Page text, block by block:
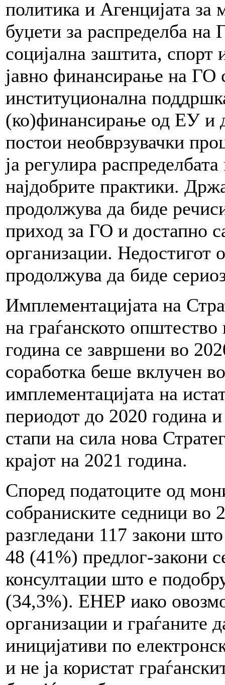
политика и Агенцијата за
буџети за распределба на
социјална заштита,
јавно финансирање на ГО
институционална
(ко)финансирање од ЕУ и
постои необврзувачки
ја регулира
најдобрите практики.
продолжува да биде
приход за ГО и достапно
организации. Недостигот
продолжува да биде
Имплементацијата на
на граѓанското
година се завршени во
соработка беше вклучен
имплементацијата на
периодот до 2020 година
стапи на сила нова
крајот на 2021 година.
Според податоците од
собраниските седници во
разгледани 117 закони
48 (41%) предлог-закони
консултации што е
(34,3%). ЕНЕР иако
организации и граѓаните
иницијативи по
и не ја користат